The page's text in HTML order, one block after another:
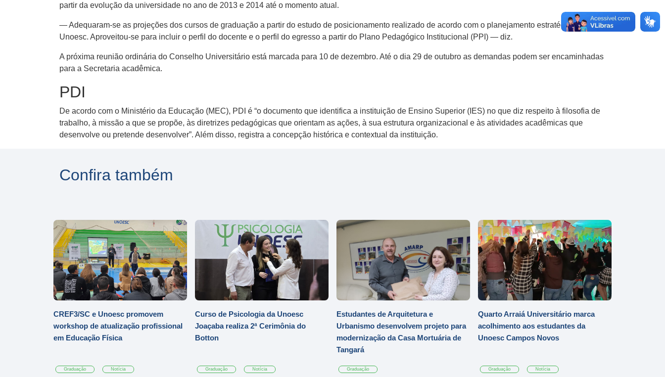
partir da evolução da universidade no ano de 2013 e 2014 até o momento atual.
— Adequaram-se as projeções dos cursos de graduação a partir do estudo de posicionamento realizado de acordo com o planejamento estratégico da
Unoesc. Aproveitou-se para incluir o perfil do docente e o perfil do egresso a partir do Plano Pedagógico Institucional (PPI) — diz.
A próxima reunião ordinária do Conselho Universitário está marcada para 10 de dezembro. Até o dia 29 de outubro as demandas podem ser encaminhadas
para a Secretaria acadêmica.
PDI
De acordo com o Ministério da Educação (MEC), PDI é “o documento que identifica a instituição de Ensino Superior (IES) no que diz respeito à filosofia de
trabalho, à missão a que se propõe, às diretrizes pedagógicas que orientam as ações, à sua estrutura organizacional e às atividades acadêmicas que
desenvolve ou pretende desenvolver”. Além disso, registra a concepção histórica e contextual da instituição.
Confira também
CREF3/SC e Unoesc promovem
workshop de atualização profissional
em Educação Física
Graduação Notícia
Curso de Psicologia da Unoesc
Joaçaba realiza 2ª Cerimônia do
Botton
Graduação Notícia
Estudantes de Arquitetura e
Urbanismo desenvolvem projeto para
modernização da Casa Mortuária de
Tangará
Graduação
Quarto Arraiá Universitário marca
acolhimento aos estudantes da
Unoesc Campos Novos
Graduação Notícia